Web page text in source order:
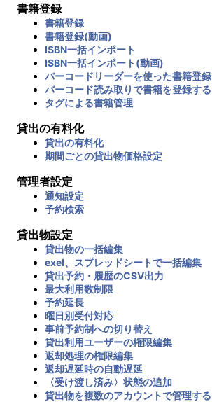
書籍登録
書籍登録
書籍登録(動画)
ISBN一括インポート
ISBN一括インポート(動画)
バーコードリーダーを使った書籍登録
バーコード読み取りで書籍を登録する
タグによる書籍管理
貸出の有料化
貸出の有料化
期間ごとの貸出物価格設定
管理者設定
通知設定
予約検索
貸出物設定
貸出物の一括編集
exel、スプレッドシートで一括編集
貸出予約・履歴のCSV出力
最大利用数制限
予約延長
曜日別受付対応
事前予約制への切り替え
貸出利用ユーザーの権限編集
返却処理の権限編集
返却遅延時の自動遅延
〈受け渡し済み〉状態の追加
貸出物を複数のアカウントで管理する